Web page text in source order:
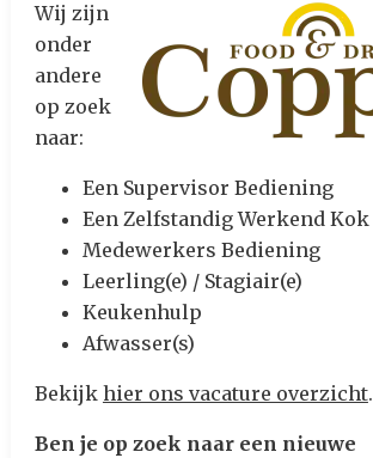
Wij zijn
onder
andere
op zoek
naar:
Een Supervisor Bediening
Een Zelfstandig Werkend Kok
Medewerkers Bediening
Leerling(e) / Stagiair(e)
Keukenhulp
Afwasser(s)
Bekijk hier ons vacature overzicht.
Ben je op zoek naar een nieuwe